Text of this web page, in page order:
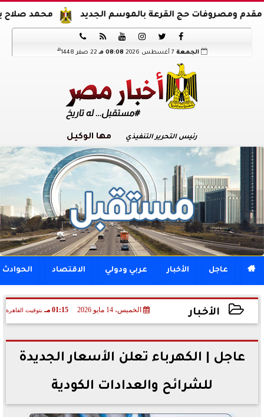
محمد صلاح يوقع عقود حج القرعة بالموسم الجديد






الجمعة 08:08 مـ 22 صفر 1448 هـ
رئيس التحرير التنفيذي مها الوكيل
 عاجل الأخبار عربي ودولي الاقتصاد الحوادث
الأخبار الخميس، 14 مايو 2026 01:15 مـ بتوقيت القاهرة
2026-05-14 13:15:18
عاجل | الكهرباء تعلن الأسعار الجديدة
للشرائح والعدادات الكودية